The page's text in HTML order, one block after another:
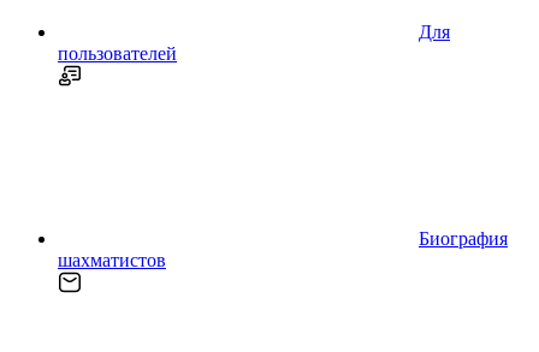
Для
пользователей
Биография
шахматистов